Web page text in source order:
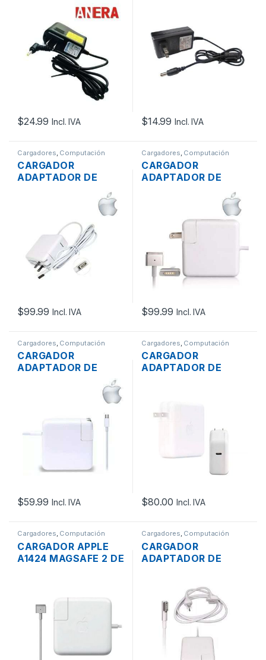
EPSON LW PLUG
AMARILLO
$24.99 Incl. IVA
AMARILLA
$14.99 Incl. IVA
Cargadores Computación
CARGADOR
ADAPTADOR DE
ENERGÍA MAC APPLE
MAGSAFE 15.4V 3.1A
45W ORIGINAL
$99.99 Incl. IVA
Cargadores Computación
CARGADOR
ADAPTADOR DE
ENERGÍA MAC APPLE
MAGSAFE2 14.85V
3.05A 45W ORIGINAL
$99.99 Incl. IVA
Cargadores Computación
CARGADOR
ADAPTADOR DE
ENERGÍA MAC APPLE
MACBOOK PRO USB-
C 20V 3A 61W
$59.99 Incl. IVA
Cargadores Computación
CARGADOR
ADAPTADOR DE
TIPO-C 3.1 20.2V
4.3A 87W ORIGINAL
$80.00 Incl. IVA
Cargadores Computación
CARGADOR APPLE
A1424 MAGSAFE 2 DE
Cargadores Computación
CARGADOR
ADAPTADOR DE
MAGSAFE 16.5V
3.65A 60W ORIGINAL
+ CABLE DE PODER